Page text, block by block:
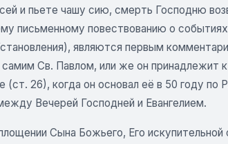
и пьете чашу сию, смерть Господню
письменному повествованию о
являются первым
самим Св. Павлом, или же он принадлежит
(ст. 26), когда он основал её в 50 году
Вечерей Господней и Евангелием.
Сына Божьего, Его